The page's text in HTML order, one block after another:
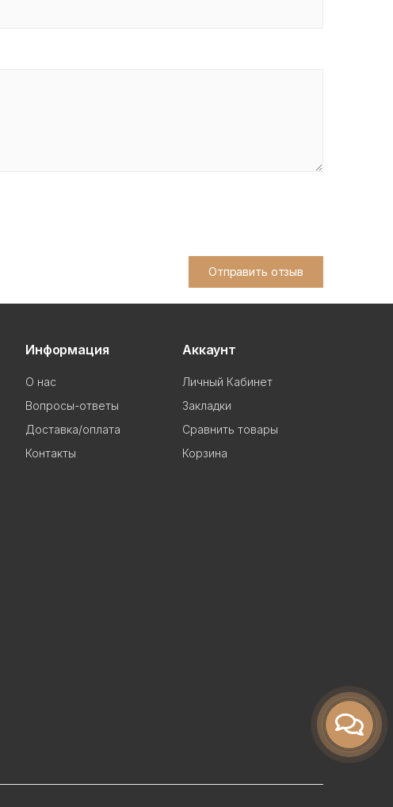
Отправить отзыв
Информация
О нас
Вопросы-ответы
Доставка/оплата
Контакты
Аккаунт
Личный Кабинет
Закладки
Сравнить товары
Корзина